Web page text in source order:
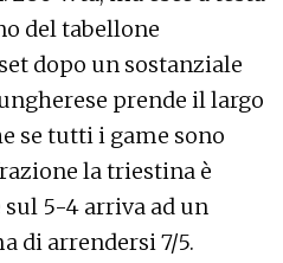
del tabellone
dopo un sostanziale
prende il largo
se tutti i game sono
la triestina è
5-4 arriva ad un
di arrendersi 7/5.